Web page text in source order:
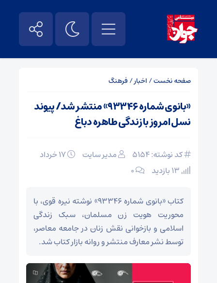
صفحه نخست/ اخبار/ فرهنگ
«بانوی شماره ۹۳۳۴۶» منتشر شد/ پیوند
نسل امروز با زندگی طاهره دباغ
کد نوشته: 5154 مدیر سایت
۰
کتاب «بانوی شماره ۹۳۳۴۶» نوشته نیره قوی، با
محوریت هویت زن مسلمان، سبک زندگی
اسلامی و بازخوانی نقش زنان در جامعه معاصر،
توسط نشر معارف منتشر و روانه بازار کتاب شد.